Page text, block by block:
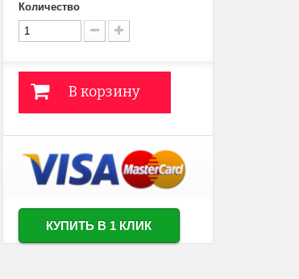
Количество
В корзину
КУПИТЬ В 1 КЛИК